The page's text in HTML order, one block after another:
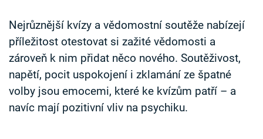
Sledujte nás
Nejrůznější kvízy a vědomostní soutěže nabízejí
příležitost otestovat si zažité vědomosti a
zároveň k nim přidat něco nového. Soutěživost,
napětí, pocit uspokojení i zklamání ze špatné
volby jsou emocemi, které ke kvízům patří – a
navíc mají pozitivní vliv na psychiku.